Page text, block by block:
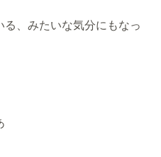
る、みたいな気分にもなっ